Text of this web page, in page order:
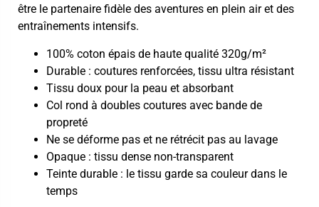
être le partenaire fidèle des aventures en plein air et des
entraînements intensifs.
100% coton épais de haute qualité 320g/m²
Durable : coutures renforcées, tissu ultra résistant
Tissu doux pour la peau et absorbant
Col rond à doubles coutures avec bande de
propreté
Ne se déforme pas et ne rétrécit pas au lavage
Opaque : tissu dense non-transparent
Teinte durable : le tissu garde sa couleur dans le
temps